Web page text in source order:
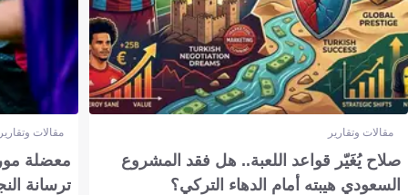
مقالات وتقارير
صلاح يُغَيّر قواعد اللعبة.. هل فقد المشروع
السعودي هيبته أمام الدهاء التركي؟
مقالات
معضلة
ترسانة